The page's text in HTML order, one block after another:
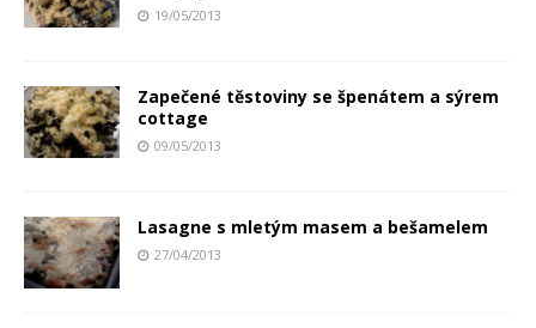
19/05/2013
Zapečené těstoviny se špenátem a sýrem
cottage
09/05/2013
Lasagne s mletým masem a bešamelem
27/04/2013